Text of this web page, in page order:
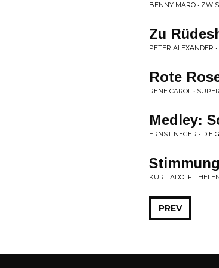
BENNY MARO •
Zu
PETER ALEXANDER
Rote
RENE CAROL •
Medley:
ERNST NEGER • DIE
KURT ADOLF
PREV